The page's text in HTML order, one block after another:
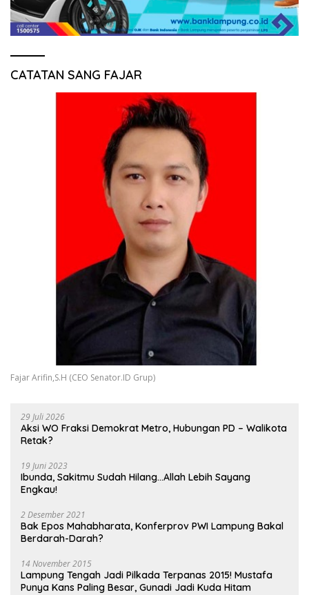
CATATAN SANG FAJAR
Fajar Arifin,S.H (CEO Senator.ID Grup)
29 Juli 2026
Aksi WO Fraksi Demokrat Metro, Hubungan PD – Walikota
Retak?
19 Juni 2023
Ibunda, Sakitmu Sudah Hilang…Allah Lebih Sayang
Engkau!
2 Desember 2021
Bak Epos Mahabharata, Konferprov PWI Lampung Bakal
Berdarah-Darah?
14 November 2015
Lampung Tengah Jadi Pilkada Terpanas 2015! Mustafa
Punya Kans Paling Besar, Gunadi Jadi Kuda Hitam